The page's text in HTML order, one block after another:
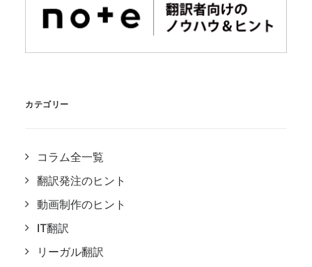
カテゴリー
コラム全一覧
翻訳発注のヒント
動画制作のヒント
IT翻訳
リーガル翻訳